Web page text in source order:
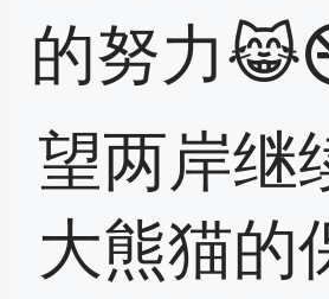
的努力
望两岸继
大熊猫的